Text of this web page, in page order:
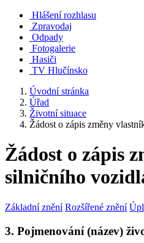
Hlášení rozhlasu
Zpravodaj
Odpady
Fotogalerie
Hasiči
TV Hlučínsko
Úvodní stránka
Úřad
Životní situace
Žádost o zápis změny
Žádost o zápis
silničního
Základní znění Rozšířené znění
3. Pojmenování (název)